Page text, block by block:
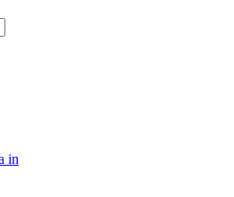
in